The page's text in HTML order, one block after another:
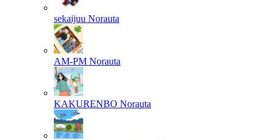
sekaijuu Norauta
AM-PM Norauta
KAKURENBO Norauta